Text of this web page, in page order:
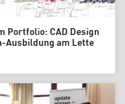
Portfolio: CAD Design
Ausbildung am Lette